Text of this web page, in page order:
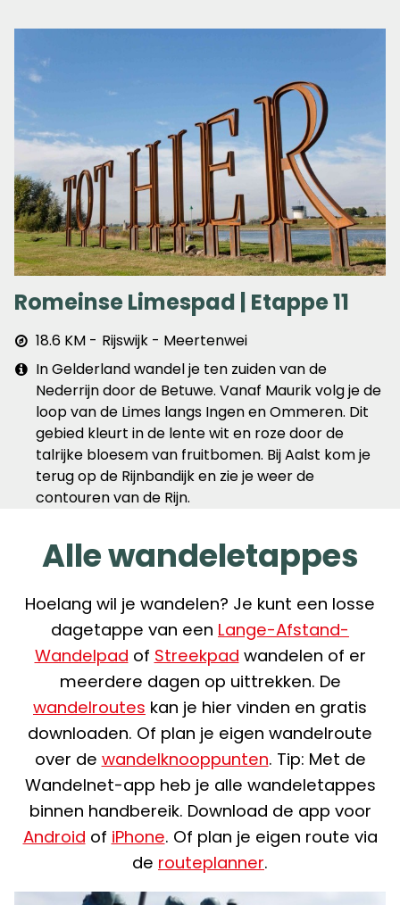
Romeinse Limespad | Etappe 11
Afstand
&
plaats
18.6 KM
Rijswijk - Meertenwei
Extra
info
In Gelderland wandel je ten zuiden van de
Nederrijn door de Betuwe. Vanaf Maurik volg je de
loop van de Limes langs Ingen en Ommeren. Dit
gebied kleurt in de lente wit en roze door de
talrijke bloesem van fruitbomen. Bij Aalst kom je
terug op de Rijnbandijk en zie je weer de
contouren van de Rijn.
Alle wandeletappes
Hoelang wil je wandelen? Je kunt een losse
dagetappe van een Lange-Afstand-
Wandelpad of Streekpad wandelen of er
meerdere dagen op uittrekken. De
wandelroutes kan je hier vinden en gratis
downloaden. Of plan je eigen wandelroute
over de wandelknooppunten. Tip: Met de
Wandelnet-app heb je alle wandeletappes
binnen handbereik. Download de app voor
Android of iPhone. Of plan je eigen route via
de routeplanner.